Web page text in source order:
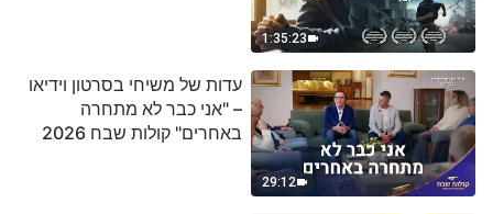
1:35:23
29:12
עדות של משיחי בסרטון וידיאו
– "אני כבר לא מתחרה
באחרים" קולות שבח 2026